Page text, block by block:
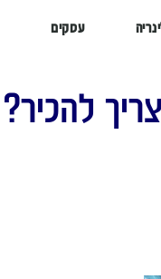
עסקים
להכיר?